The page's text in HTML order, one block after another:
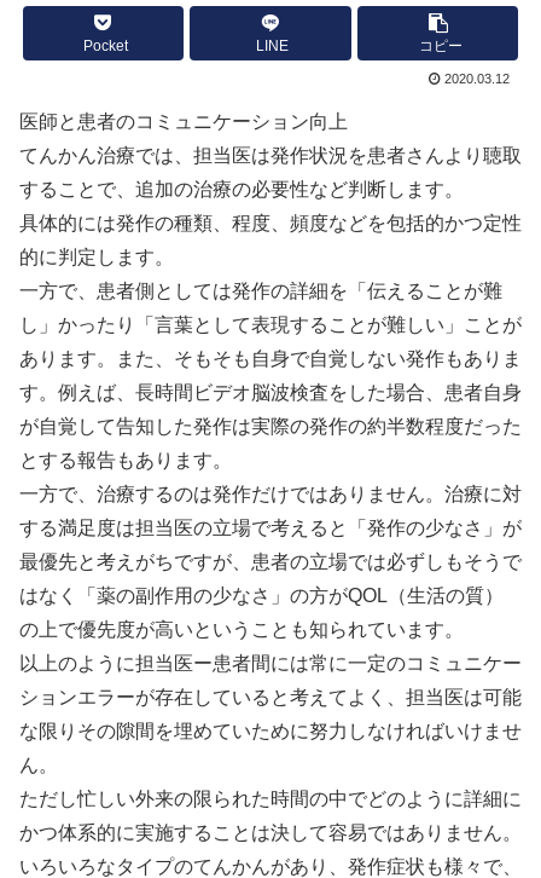
Pocket LINE コピー
2020.03.12
医師と患者のコミュニケーション向上
てんかん治療では、担当医は発作状況を患者さんより聴取
することで、追加の治療の必要性など判断します。
具体的には発作の種類、程度、頻度などを包括的かつ定性
的に判定します。
一方で、患者側としては発作の詳細を「伝えることが難
し」かったり「言葉として表現することが難しい」ことが
あります。また、そもそも自身で自覚しない発作もありま
す。例えば、長時間ビデオ脳波検査をした場合、患者自身
が自覚して告知した発作は実際の発作の約半数程度だった
とする報告もあります。
一方で、治療するのは発作だけではありません。治療に対
する満足度は担当医の立場で考えると「発作の少なさ」が
最優先と考えがちですが、患者の立場では必ずしもそうで
はなく「薬の副作用の少なさ」の方がQOL（生活の質）
の上で優先度が高いということも知られています。
以上のように担当医ー患者間には常に一定のコミュニケー
ションエラーが存在していると考えてよく、担当医は可能
な限りその隙間を埋めていために努力しなければいけませ
ん。
ただし忙しい外来の限られた時間の中でどのように詳細に
かつ体系的に実施することは決して容易ではありません。
いろいろなタイプのてんかんがあり、発作症状も様々で、